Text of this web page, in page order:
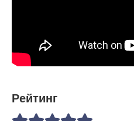
Рейтинг